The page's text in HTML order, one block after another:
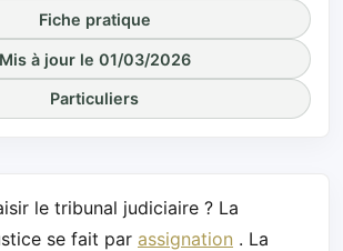
Fiche pratique
Mis à jour le 01/03/2026
Particuliers
le tribunal judiciaire ? La
se fait par assignation . La